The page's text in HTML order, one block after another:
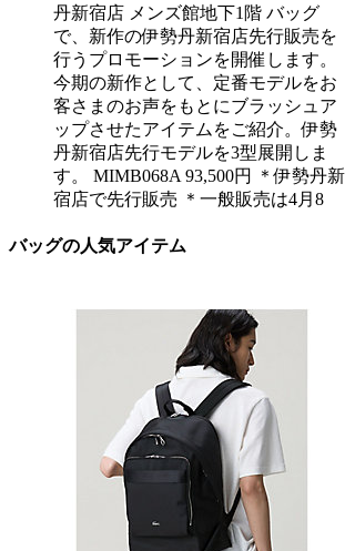
丹新宿店 メンズ館地下1階 バッグ
で、新作の伊勢丹新宿店先行販売を
行うプロモーションを開催します。
今期の新作として、定番モデルをお
客さまのお声をもとにブラッシュア
ップさせたアイテムをご紹介。伊勢
丹新宿店先行モデルを3型展開しま
す。 MIMB068A 93,500円 ＊伊勢丹新
宿店で先行販売 ＊一般販売は4月8
バッグの人気アイテム